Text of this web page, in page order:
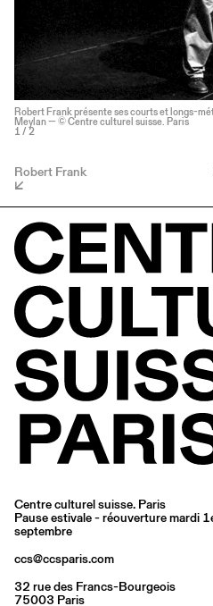
Robert Frank présente ses courts et longs-
Meylan — © Centre culturel suisse. Paris
1 / 2
Robert Frank
Centre culturel suisse. Paris
Pause estivale - réouverture mardi
septembre
ccs@ccsparis.com
32 rue des Francs-Bourgeois
75003 Paris